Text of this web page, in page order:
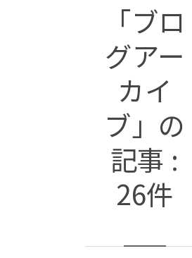
「ブロ
グアー
カイ
ブ」の
記事 :
26件